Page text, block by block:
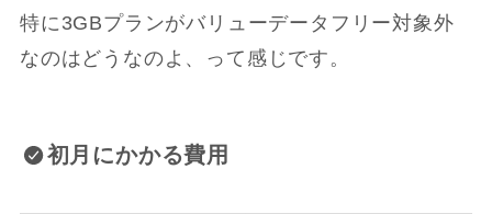
特に3GBプランがバリューデータフリー対象外
なのはどうなのよ、って感じです。
初月にかかる費用